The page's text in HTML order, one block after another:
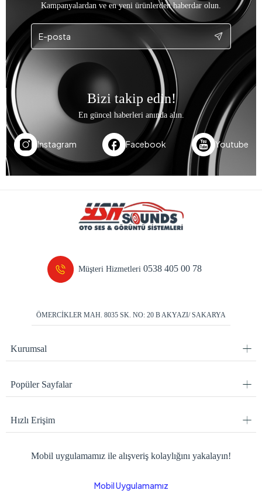
Kampanyalardan ve en yeni ürünlerden haberdar olun.
Bizi takip edin!
En güncel haberleri anında alın.
Instagram Facebook Youtube
Müşteri Hizmetleri0538 405 00 78
ÖMERCİKLER MAH. 8035 SK. NO: 20 B AKYAZI/ SAKARYA
Kurumsal
Popüler Sayfalar
Hızlı Erişim
Mobil uygulamamız ile alışveriş kolaylığını yakalayın!
Mobil Uygulamamız